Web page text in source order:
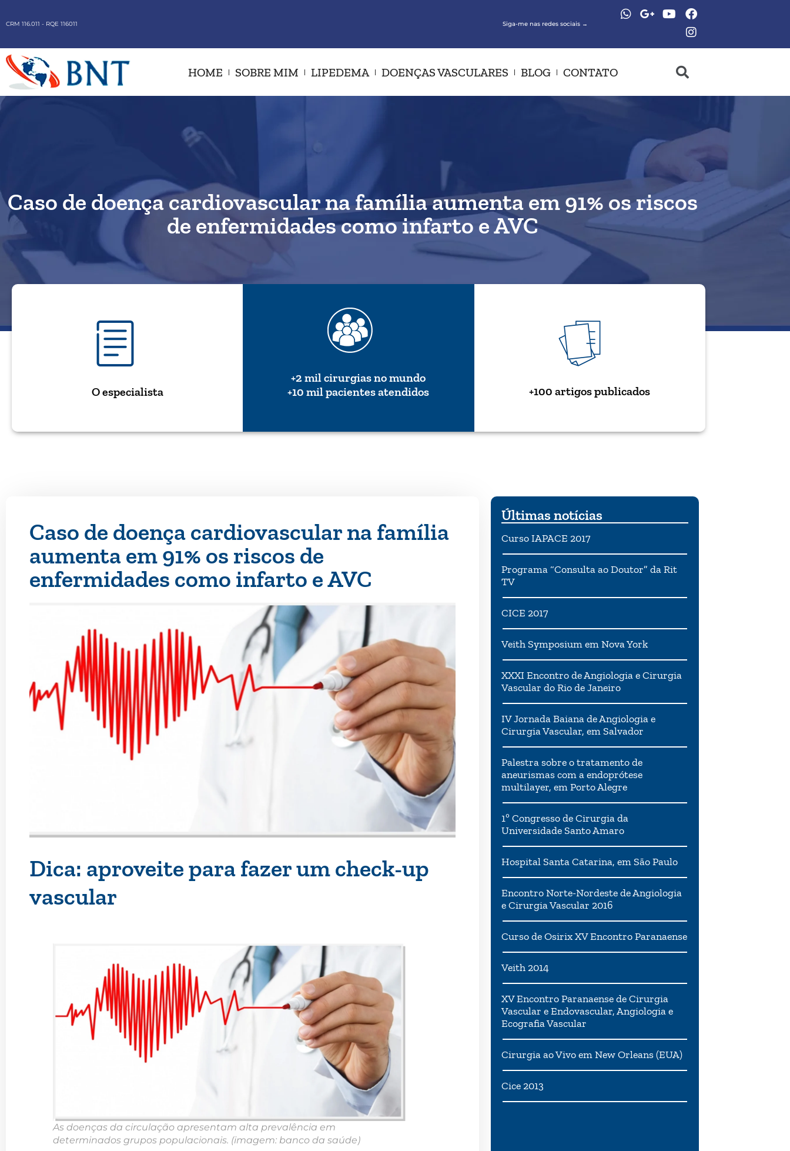
CRM 116.011 - RQE 116011 Siga-me nas redes sociais →
HOME SOBRE MIM LIPEDEMA DOENÇAS VASCULARES BLOG CONTATO
Caso de doença cardiovascular na família aumenta em 91% os riscos
de enfermidades como infarto e AVC
O especialista
+2 mil cirurgias no mundo
+10 mil pacientes atendidos
+100 artigos publicados
Caso de doença cardiovascular na família
aumenta em 91% os riscos de
enfermidades como infarto e AVC
Dica: aproveite para fazer um check-up
vascular
As doenças da circulação apresentam alta prevalência em
determinados grupos populacionais. (imagem: banco da saúde)
Últimas notícias
Curso IAPACE 2017
Programa “Consulta ao Doutor” da Rit
TV
CICE 2017
Veith Symposium em Nova York
XXXI Encontro de Angiologia e Cirurgia
Vascular do Rio de Janeiro
IV Jornada Baiana de Angiologia e
Cirurgia Vascular, em Salvador
Palestra sobre o tratamento de
aneurismas com a endoprótese
multilayer, em Porto Alegre
1º Congresso de Cirurgia da
Universidade Santo Amaro
Hospital Santa Catarina, em São Paulo
Encontro Norte-Nordeste de Angiologia
e Cirurgia Vascular 2016
Curso de Osirix XV Encontro Paranaense
Veith 2014
XV Encontro Paranaense de Cirurgia
Vascular e Endovascular, Angiologia e
Ecografia Vascular
Cirurgia ao Vivo em New Orleans (EUA)
Cice 2013